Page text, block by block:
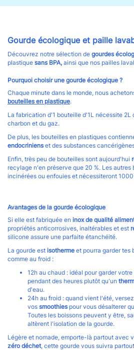
Gourde écologique et paille
Découvrez notre sélection de gourdes
plastique sans BPA, ainsi que nos pailles
Pourquoi choisir une gourde écologique ?
Chaque minute dans le monde, nous
bouteilles en plastique.
La fabrication d'1 bouteille d'1L nécessite 2L
charbon et du gaz.
De plus, les bouteilles en plastiques
endocriniens et des substances
Enfin, très peu de bouteilles sont aujourd'hui
recylage n'en préserve que 20 %. Les autres
incinérées ou enfouies et nécessiteront
Avantages de la gourde écologique
Si elle est fabriquée en inox de qualité
propriétés anticorrosives, inaltérables et est
silicone assure une parfaite étanchéité.
La gourde est isotherme et pourra garder tes
comme au froid :
12h au chaud : idéal pour garder votre
pendant des heures plutôt qu'un
d'eau.
24h au froid : quand vient l'été,
vos smoothies pour vous désalterer
Toutes les boissons peuvent y être,
altèrent l'isolation de la gourde.
Légère et nomade, emporte-là partout avec
zéro déchet, cette gourde vous suivra